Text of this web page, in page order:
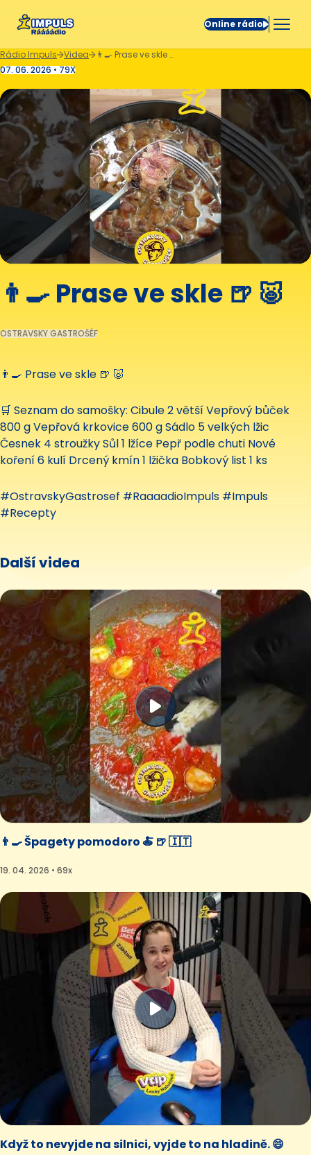
Online rádio
Rádio Impuls Videa
👨‍🍳 Prase ve skle 🍺 🐷
07. 06. 2026 • 79X
👨‍🍳 Prase ve skle 🍺 🐷
OSTRAVSKY GASTROŠÉF
👨‍🍳 Prase ve skle 🍺 🐷
🛒 Seznam do samošky: Cibule 2 větší Vepřový bůček
800 g Vepřová krkovice 600 g Sádlo 5 velkých lžic
Česnek 4 stroužky Sůl 1 lžíce Pepř podle chuti Nové
koření 6 kulí Drcený kmín 1 lžička Bobkový list 1 ks
#OstravskyGastrosef #RaaaadioImpuls #Impuls
#Recepty
Další videa
👨‍🍳 Špagety pomodoro 🍝 🍺 🇮🇹
19. 04. 2026 • 69x
Když to nevyjde na silnici, vyjde to na hladině. 😄